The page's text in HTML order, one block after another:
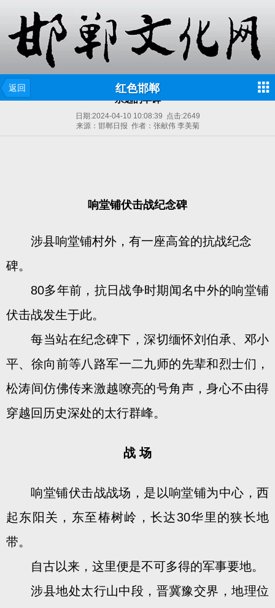
返回 红色邯郸
永远的丰碑
日期:2024-04-10 10:08:39 点击:2649
来源：邯郸日报 作者：张献伟 李美菊
响堂铺伏击战纪念碑
涉县响堂铺村外，有一座高耸的抗战纪念
碑。
80多年前，抗日战争时期闻名中外的响堂铺
伏击战发生于此。
每当站在纪念碑下，深切缅怀刘伯承、邓小
平、徐向前等八路军一二九师的先辈和烈士们，
松涛间仿佛传来激越嘹亮的号角声，身心不由得
穿越回历史深处的太行群峰。
战 场
响堂铺伏击战战场，是以响堂铺为中心，西
起东阳关，东至椿树岭，长达30华里的狭长地
带。
自古以来，这里便是不可多得的军事要地。
涉县地处太行山中段，晋冀豫交界，地理位